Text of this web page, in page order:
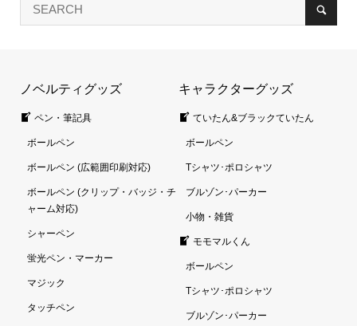
ノベルティグッズ
ペン・筆記具
ボールペン
ボールペン (広範囲印刷対応)
ボールペン (クリップ・バッジ・チ
ャーム対応)
シャーペン
蛍光ペン・マーカー
マジック
タッチペン
キャラクターグッズ
ていたん&ブラックていたん
ボールペン
Tシャツ･ポロシャツ
ブルゾン･パーカー
小物・雑貨
モモマルくん
ボールペン
Tシャツ･ポロシャツ
ブルゾン･パーカー